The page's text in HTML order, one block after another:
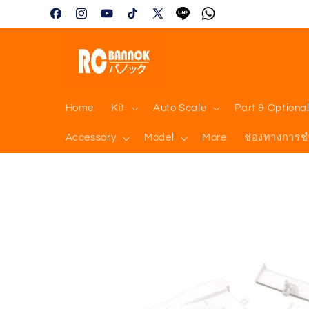
Skip to
contentFacebookInstagramYouTubeTikTokX
TumblrVimeo
Home Kit Auto Scale Part & Optional
Accessory Model More ช่องทางการช